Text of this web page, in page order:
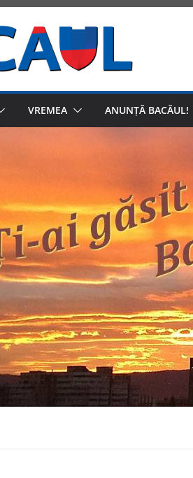
VREMEA ANUNȚĂ BACĂUL!